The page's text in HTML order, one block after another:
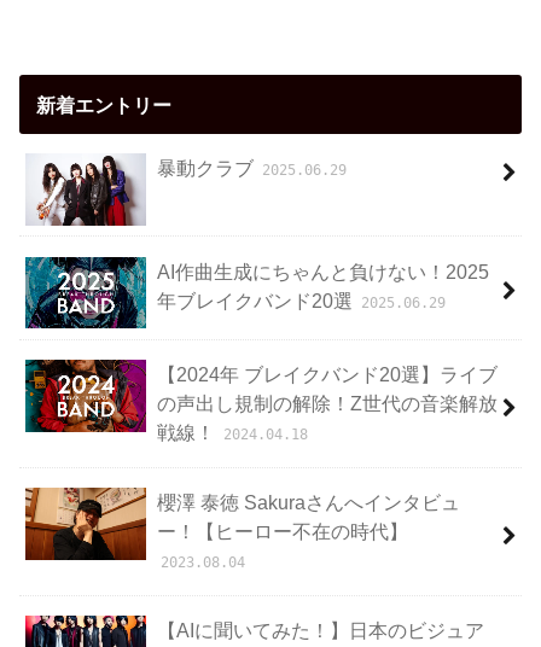
新着エントリー
暴動クラブ 2025.06.29
AI作曲生成にちゃんと負けない！2025
年ブレイクバンド20選
2025.06.29
【2024年 ブレイクバンド20選】ライブ
の声出し規制の解除！Z世代の音楽解放
戦線！
2024.04.18
櫻澤 泰徳 Sakuraさんへインタビュ
ー！【ヒーロー不在の時代】
2023.08.04
【AIに聞いてみた！】日本のビジュア